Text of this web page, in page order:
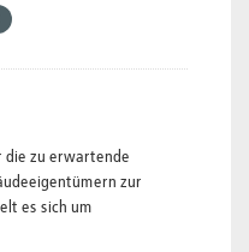
die zu erwartende
zur
es sich um